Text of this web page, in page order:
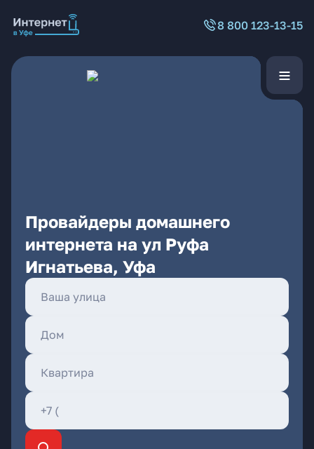
8 800 123-13-15
Провайдеры домашнего
интернета на ул Руфа
Игнатьева, Уфа